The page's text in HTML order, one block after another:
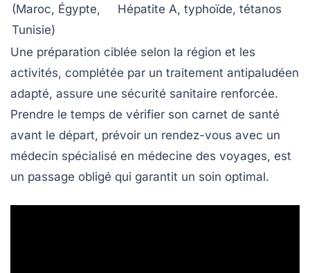
(Maroc, Égypte,
Tunisie)
Hépatite A, typhoïde, tétanos
Une préparation ciblée selon la région et les
activités, complétée par un traitement antipaludéen
adapté, assure une sécurité sanitaire renforcée.
Prendre le temps de vérifier son carnet de santé
avant le départ, prévoir un rendez-vous avec un
médecin spécialisé en médecine des voyages, est
un passage obligé qui garantit un soin optimal.